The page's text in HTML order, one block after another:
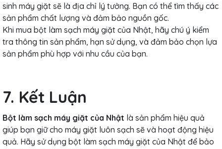
sinh máy giặt sẽ là địa chỉ lý tưởng. Bạn có thể tìm thấy các
sản phẩm chất lượng và đảm bảo nguồn gốc.
Khi mua bột làm sạch máy giặt của Nhật, hãy chú ý kiểm
tra thông tin sản phẩm, hạn sử dụng, và đảm bảo chọn lựa
sản phẩm phù hợp với nhu cầu của bạn.
7. Kết Luận
Bột làm sạch máy giặt của Nhật là sản phẩm hiệu quả
giúp bạn giữ cho máy giặt luôn sạch sẽ và hoạt động hiệu
quả. Hãy sử dụng bột làm sạch máy giặt của Nhật để bảo